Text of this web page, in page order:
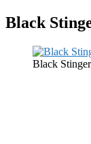
Black
Black Stinger